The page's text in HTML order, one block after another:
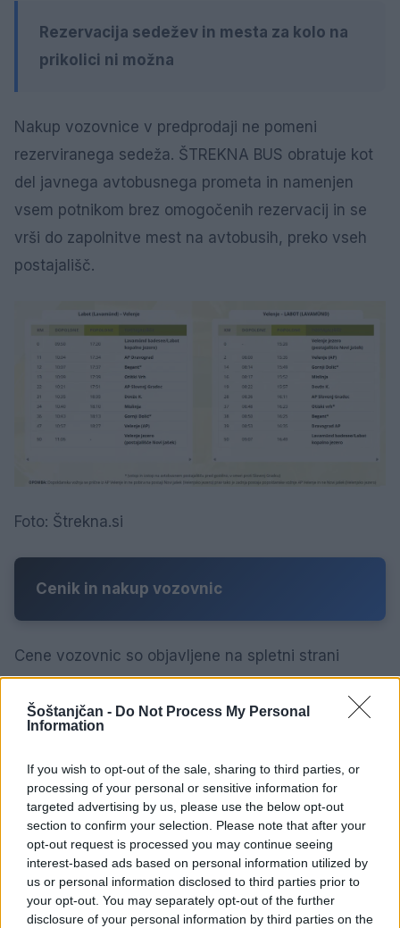
Šoštanjčan - Do Not Process My Personal
Information
If you wish to opt-out of the sale, sharing to third parties, or
processing of your personal or sensitive information for
targeted advertising by us, please use the below opt-out
section to confirm your selection. Please note that after your
opt-out request is processed you may continue seeing
interest-based ads based on personal information utilized by
us or personal information disclosed to third parties prior to
your opt-out. You may separately opt-out of the further
disclosure of your personal information by third parties on the
Rezervacija sedežev in mesta za kolo na
prikolici ni možna
Nakup vozovnice v predprodaji ne pomeni
rezerviranega sedeža. ŠTREKNA BUS obratuje kot
del javnega avtobusnega prometa in namenjen
vsem potnikom brez omogočenih rezervacij in se
vrši do zapolnitve mest na avtobusih, preko vseh
postajališč.
Foto: Štrekna.si
Cenik in nakup vozovnic
Cene vozovnic so objavljene na spletni strani
prevoznikaNomago, kjer lahko vozovnico tudi
kupite. Vozovnice pa so na voljo tudi neposredno
Tudi v letošnji sezoni veljajo ugodnosti za
potnike v medkrajevnem avtobusnem
prometu, med drugim: